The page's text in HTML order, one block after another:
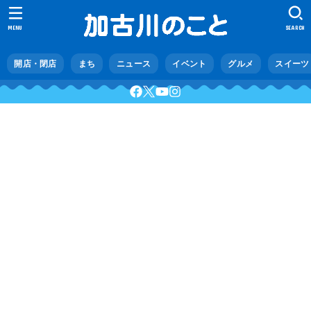
開店・閉店 まち ニュース イベント グルメ スイーツ
SEARCH
MENU